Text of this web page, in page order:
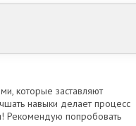
которые заставляют
навыки делает процесс
Рекомендую попробовать